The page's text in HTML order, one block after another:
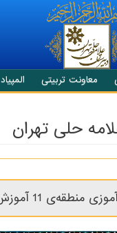
معاونت تربیتی المپیاد
حلی تهران
(سال تحصیلی 97-96)